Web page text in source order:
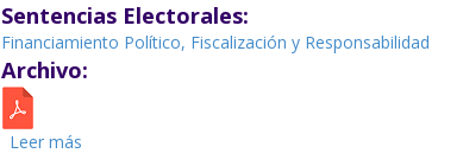
Sentencias Electorales:
Financiamiento Político, Fiscalización y Responsabilidad
Archivo:
Leer más